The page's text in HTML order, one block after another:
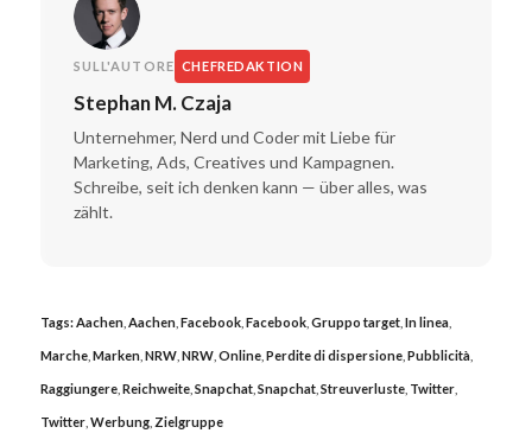
SULL'AUTORE CHEFREDAKTION
Stephan M. Czaja
Unternehmer, Nerd und Coder mit Liebe für
Marketing, Ads, Creatives und Kampagnen.
Schreibe, seit ich denken kann — über alles, was
zählt.
Tags:Aachen, Aachen, Facebook, Facebook, Gruppo target, In linea,
Marche, Marken, NRW, NRW, Online, Perdite di dispersione, Pubblicità,
Raggiungere, Reichweite, Snapchat, Snapchat, Streuverluste, Twitter,
Twitter, Werbung, Zielgruppe